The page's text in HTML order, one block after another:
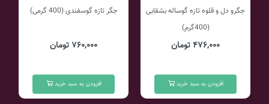
جگرو دل و قلوه تازه گوساله بشقابی
(400گرم)
۴۷۶,۰۰۰ تومان
افزودن به سبد خرید
جگر تازه گوسفندی (400 گرمی)
۷۶۰,۰۰۰ تومان
افزودن به سبد خرید